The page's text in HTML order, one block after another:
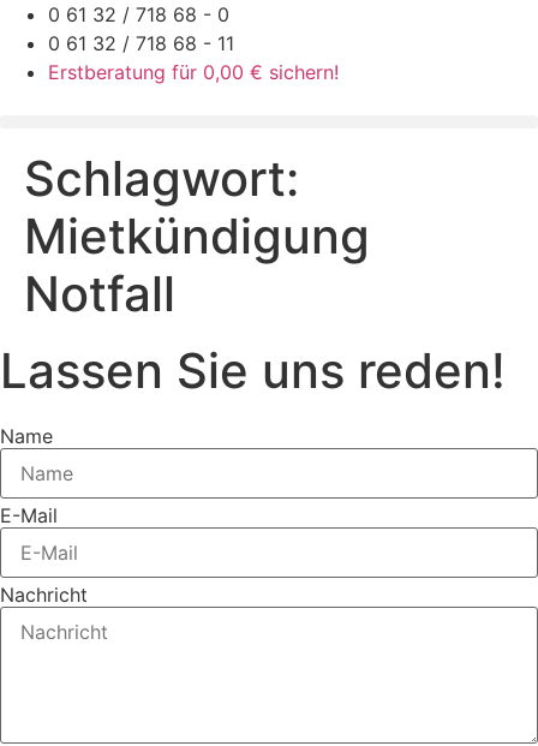
Zum
Inhalt
springen
0 61 32 / 718 68 - 0
0 61 32 / 718 68 - 11
Erstberatung für 0,00 € sichern!
Schlagwort:
Mietkündigung
Notfall
Lassen Sie uns reden!
Name
E-Mail
Nachricht